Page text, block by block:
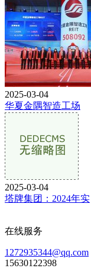
2025-03-04
华夏金隅智造工场
2025-03-04
塔牌集团：2024年实
在线服务
1272935344@qq.com
15630122398